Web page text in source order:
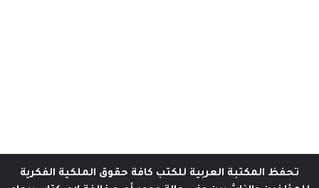
تحفظ المكتبة العربية للكتب كافة حقوق الملكية الفكرية